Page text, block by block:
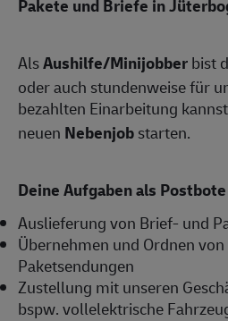
Pakete und Briefe in
AlsAushilfe/Minijobberbist
oder auch stundenweise für
bezahlten Einarbeitung
neuen Nebenjobstarten.
Deine Aufgaben als
Auslieferung von Brief- und
Übernehmen und Ordnen
Paketsendungen
Zustellung mit unseren
bspw. vollelektrische